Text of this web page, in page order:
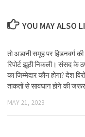
YOU MAY ALSO
तो अडानी समूह पर हिडनबर्ग की
रिपोर्ट झूठी निकली। संसद के
का जिम्मेदार कौन होगा? देश
ताकतों से सावधान होने की
MAY 21, 2023